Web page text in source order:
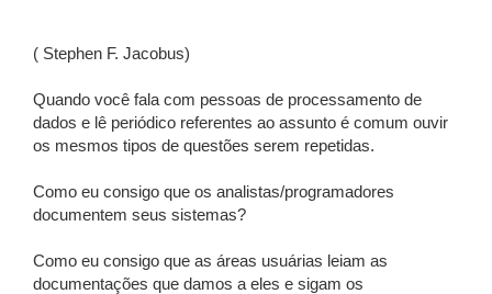
( Stephen F. Jacobus)
Quando você fala com pessoas de processamento de
dados e lê periódico referentes ao assunto é comum ouvir
os mesmos tipos de questões serem repetidas.
Como eu consigo que os analistas/programadores
documentem seus sistemas?
Como eu consigo que as áreas usuárias leiam as
documentações que damos a eles e sigam os